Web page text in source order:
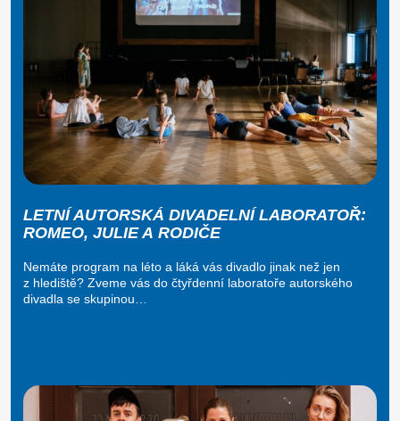
LETNÍ AUTORSKÁ DIVADELNÍ LABORATOŘ:
ROMEO, JULIE A RODIČE
Nemáte program na léto a láká vás divadlo jinak než jen
z hlediště? Zveme vás do čtyřdenní laboratoře autorského
divadla se skupinou…